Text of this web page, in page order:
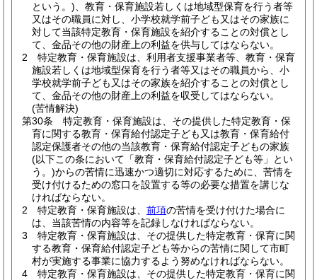
という。) 、教育・保育施設若しくは地域型保育を行う者等
又はその職員に対し、小学校就学前子ども又はその家族に
対して当該特定教育・保育施設を紹介することの対償とし
て、金品その他の財産上の利益を供与してはならない。
2
特定教育・保育施設は、利用者支援事業者等、教育・保育
施設若しくは地域型保育を行う者等又はその職員から、小
学校就学前子ども又はその家族を紹介することの対償とし
て、金品その他の財産上の利益を収受してはならない。
(苦情解決)
第30条
特定教育・保育施設は、その提供した特定教育・保
育に関する教育・保育給付認定子ども又は教育・保育給付
認定保護者その他の当該教育・保育給付認定子どもの家族
(以下この条において「教育・保育給付認定子ども等」とい
う。)からの苦情に迅速かつ適切に対応するために、苦情を
受け付けるための窓口を設置する等の必要な措置を講じな
ければならない。
2
特定教育・保育施設は、 前項の苦情を受け付けた場合に
は、当該苦情の内容等を記録しなければならない。
3
特定教育・保育施設は、その提供した特定教育・保育に関
する教育・保育給付認定子ども等からの苦情に関して市町
村が実施する事業に協力するよう努めなければならない。
4
特定教育・保育施設は、その提供した特定教育・保育に関